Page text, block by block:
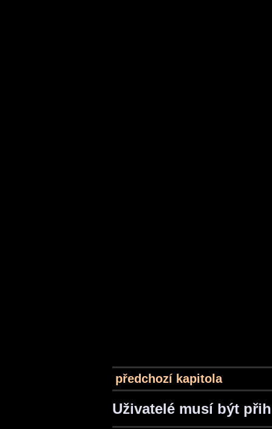
předchozí kapitola
Uživatelé musí být